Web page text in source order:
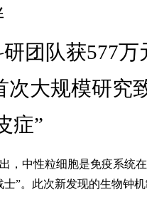
团队获577万
次大规模研究
症”
，中性粒细胞是免疫系统
士”。此次新发现的生物钟